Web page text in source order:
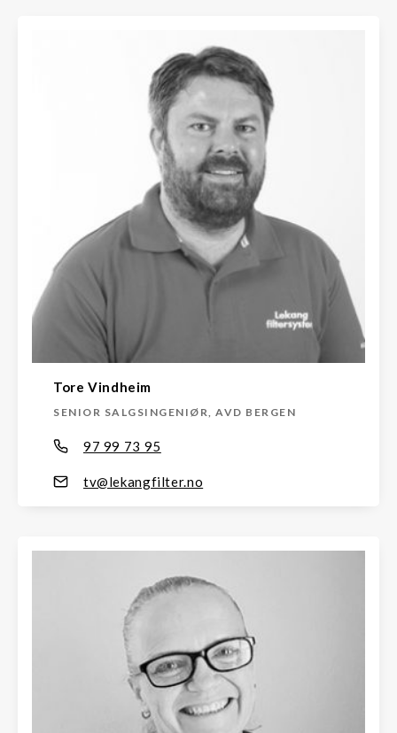
Tore Vindheim
SENIOR SALGSINGENIØR, AVD BERGEN
97 99 73 95
tv@lekangfilter.no